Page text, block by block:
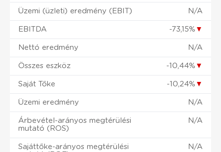
Üzemi (üzleti) eredmény (EBIT) N/A
EBITDA -73,15% ▼
Nettó eredmény N/A
Összes eszköz -10,44% ▼
Saját Tőke -10,24% ▼
Üzemi eredmény N/A
Árbevétel-arányos megtérülési
mutató (ROS)
N/A
Sajáttőke-arányos megtérülési
N/A